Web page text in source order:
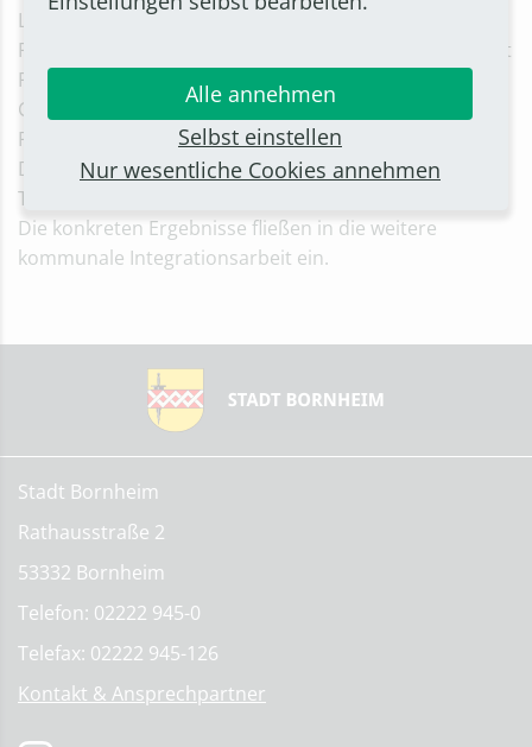
Lütz, Vorsitzende des Vereins für Bornheimer
Flüchtlingshilfe e. V., koordinierte das Thema Ehrenamt
Flüchtlingshilfe/Wohnen. Mouna Salahie vom
Caritasverband Rhein-Sieg moderierte zum Thema
Pflege für Migrantinnen und Migranten. Und Jurist und
Diversity Trainer Kanishka Wiar führte durch das
Thema Diversitätsstrategien und Antidiskriminierung.
Die konkreten Ergebnisse fließen in die weitere
kommunale Integrationsarbeit ein.
Stadt Bornheim
Rathausstraße 2
53332 Bornheim
Telefon: 02222 945-0
Telefax: 02222 945-126
Kontakt & Ansprechpartner
Alle annehmen
Selbst einstellen
Nur wesentliche Cookies annehmen